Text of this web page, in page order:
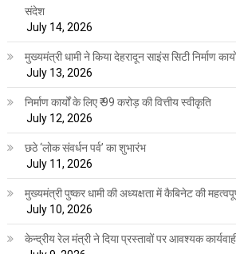
संदेश
July 14, 2026
मुख्यमंत्री धामी ने किया देहरादून साइंस सिटी निर्माण
July 13, 2026
निर्माण कार्यों के लिए ₹ 99 करोड़ की वित्तीय स्वीकृति
July 12, 2026
छठे ‘लोक संवर्धन पर्व’ का शुभारंभ
July 11, 2026
मुख्यमंत्री पुष्कर धामी की अध्यक्षता में कैबिनेट की
July 10, 2026
केन्द्रीय रेल मंत्री ने दिया प्रस्तावों पर आवश्यक